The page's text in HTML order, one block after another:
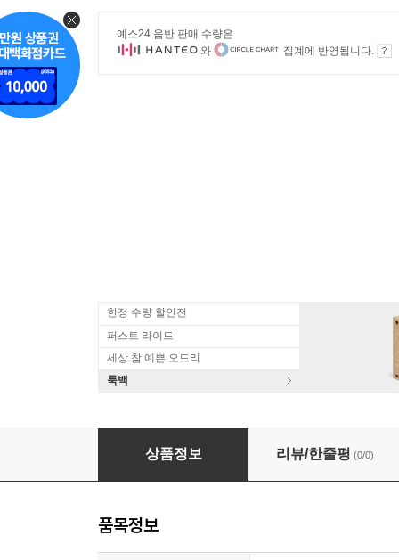
예스24 음반 판매 수량은
와
집계에 반영됩니다.
한정 수량 할인전
퍼스트 라이드
세상 참 예쁜 오드리
룩백
Dino Rubino (디노 루비노) - Kairos
상품정보 리뷰/한줄평 (0/0)
품목정보